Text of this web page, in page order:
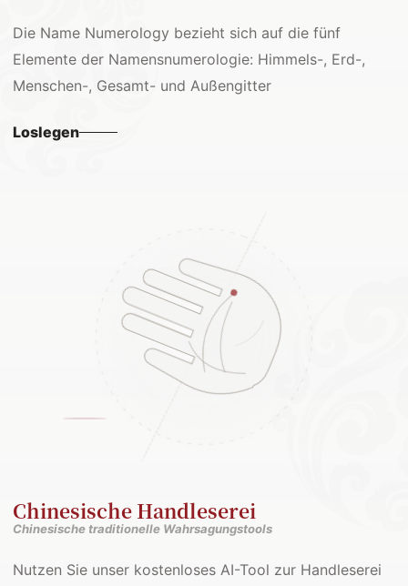
Die Name Numerology bezieht sich auf die fünf
Elemente der Namensnumerologie: Himmels-, Erd-,
Menschen-, Gesamt- und Außengitter
Loslegen
Chinesische Handleserei
Chinesische traditionelle Wahrsagungstools
Nutzen Sie unser kostenloses AI-Tool zur Handleserei